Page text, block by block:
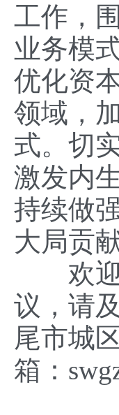
工作，
业务模
优化资
领域，
式。切
激发内
持续做
大局贡
欢迎
议，请
尾市城
箱：